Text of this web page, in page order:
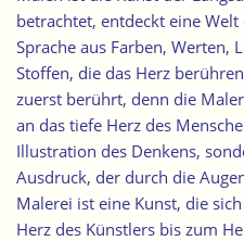
betrachtet, entdeckt eine
Sprache aus Farben, Werten,
Stoffen, die das Herz
zuerst berührt, denn die
an das tiefe Herz des
Illustration des Denkens,
Ausdruck, der durch die
Malerei ist eine Kunst, die
Herz des Künstlers bis zum